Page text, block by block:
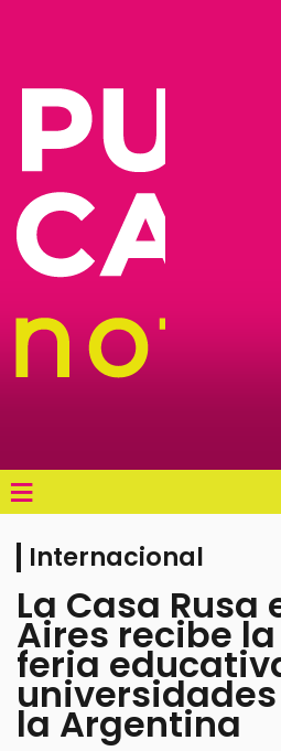
≡
Internacional
La Casa Rusa
Aires recibe
feria
la Argentina